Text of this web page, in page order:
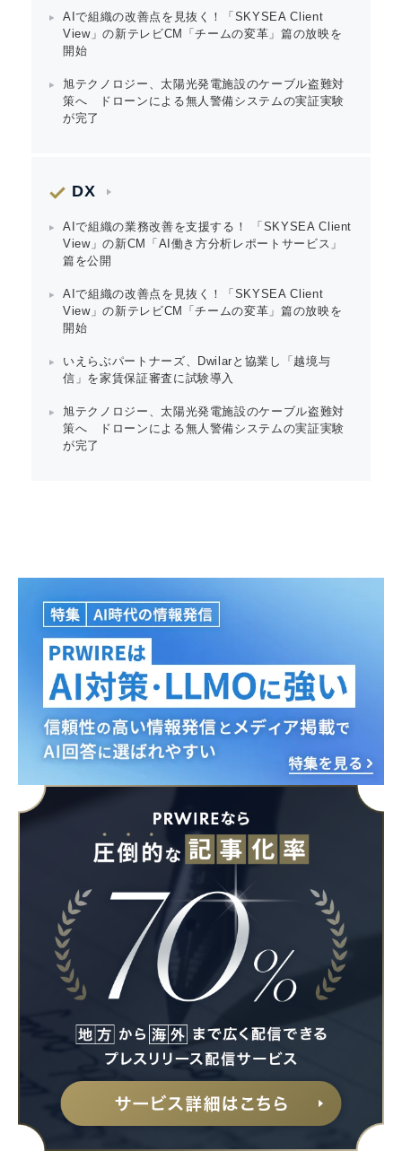
AIで組織の改善点を見抜く！「SKYSEA Client
View」の新テレビCM「チームの変革」篇の放映を
開始
旭テクノロジー、太陽光発電施設のケーブル盗難対
策へ ドローンによる無人警備システムの実証実験
が完了
DX
AIで組織の業務改善を支援する！ 「SKYSEA Client
View」の新CM「AI働き方分析レポートサービス」
篇を公開
AIで組織の改善点を見抜く！「SKYSEA Client
View」の新テレビCM「チームの変革」篇の放映を
開始
いえらぶパートナーズ、Dwilarと協業し「越境与
信」を家賃保証審査に試験導入
旭テクノロジー、太陽光発電施設のケーブル盗難対
策へ ドローンによる無人警備システムの実証実験
が完了
Japanese
English